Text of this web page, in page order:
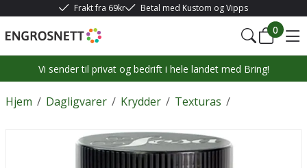
Frakt fra 69kr Betal med Kustom og Vipps
0
Vi sender til privat og bedrift i hele landet med Bring!
/
Hjem /
Dagligvarer /
Krydder /
Texturas